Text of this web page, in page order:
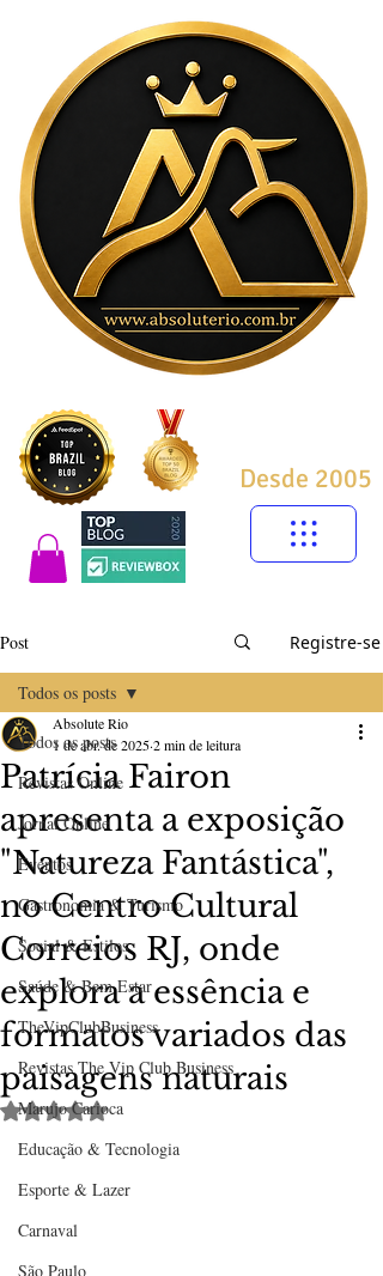
Desde 2005
Post Registre-se
Todos os posts
Revistas Online
Jornal Online
Eventos
Gastronomia & Turismo
Social & Estilos
Saúde & Bem Estar
TheVipClubBusiness
Revistas The Vip Club Business
Marujo Carioca
Educação & Tecnologia
Esporte & Lazer
Carnaval
São Paulo
Todos os posts
Patrícia Fairon
apresenta a exposição
"Natureza Fantástica",
no Centro Cultural
Correios RJ, onde
explora a essência e
formatos variados das
paisagens naturais
Absolute Rio
1 de abr. de 20252 min de leitura
Avaliado com NaN de 5 estrelas.